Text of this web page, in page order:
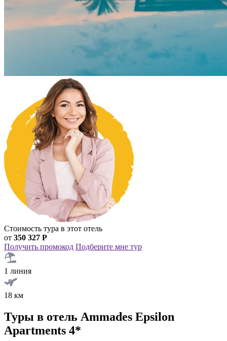
Стоимость тура в этот отель
от 350 327 Р
Получить промокод Подберите мне тур
1 линия
18 км
Туры в отель Ammades Epsilon
Apartments 4*